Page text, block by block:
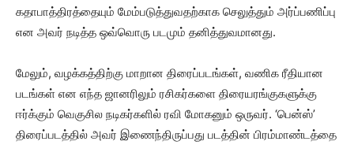
கதாபாத்திரத்தையும் மேம்படுத்துவதற்காக செலுத்தும் அர்ப்பணிப்பு
என அவர் நடித்த ஒவ்வொரு படமும் தனித்துவமானது.
மேலும், வழக்கத்திற்கு மாறான திரைப்படங்கள், வணிக ரீதியான
படங்கள் என எந்த ஜானரிலும் ரசிகர்களை திரையரங்குகளுக்கு
ஈர்க்கும் வெகுசில நடிகர்களில் ரவி மோகனும் ஒருவர். ‘பென்ஸ்’
திரைப்படத்தில் அவர் இணைந்திருப்பது படத்தின் பிரம்மாண்டத்தை